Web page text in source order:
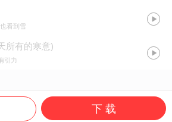
看到雪
所有的寒意)
引力
下 载